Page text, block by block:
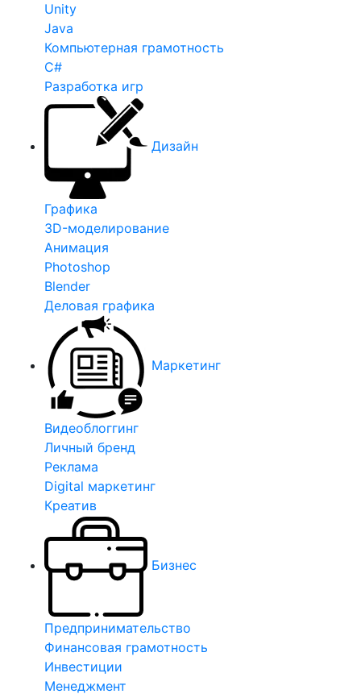
Unity
Java
Компьютерная грамотность
C#
Разработка игр
Дизайн
Графика
3D-моделирование
Анимация
Photoshop
Blender
Деловая графика
Маркетинг
Видеоблоггинг
Личный бренд
Реклама
Digital маркетинг
Креатив
Бизнес
Предпринимательство
Финансовая грамотность
Инвестиции
Менеджмент